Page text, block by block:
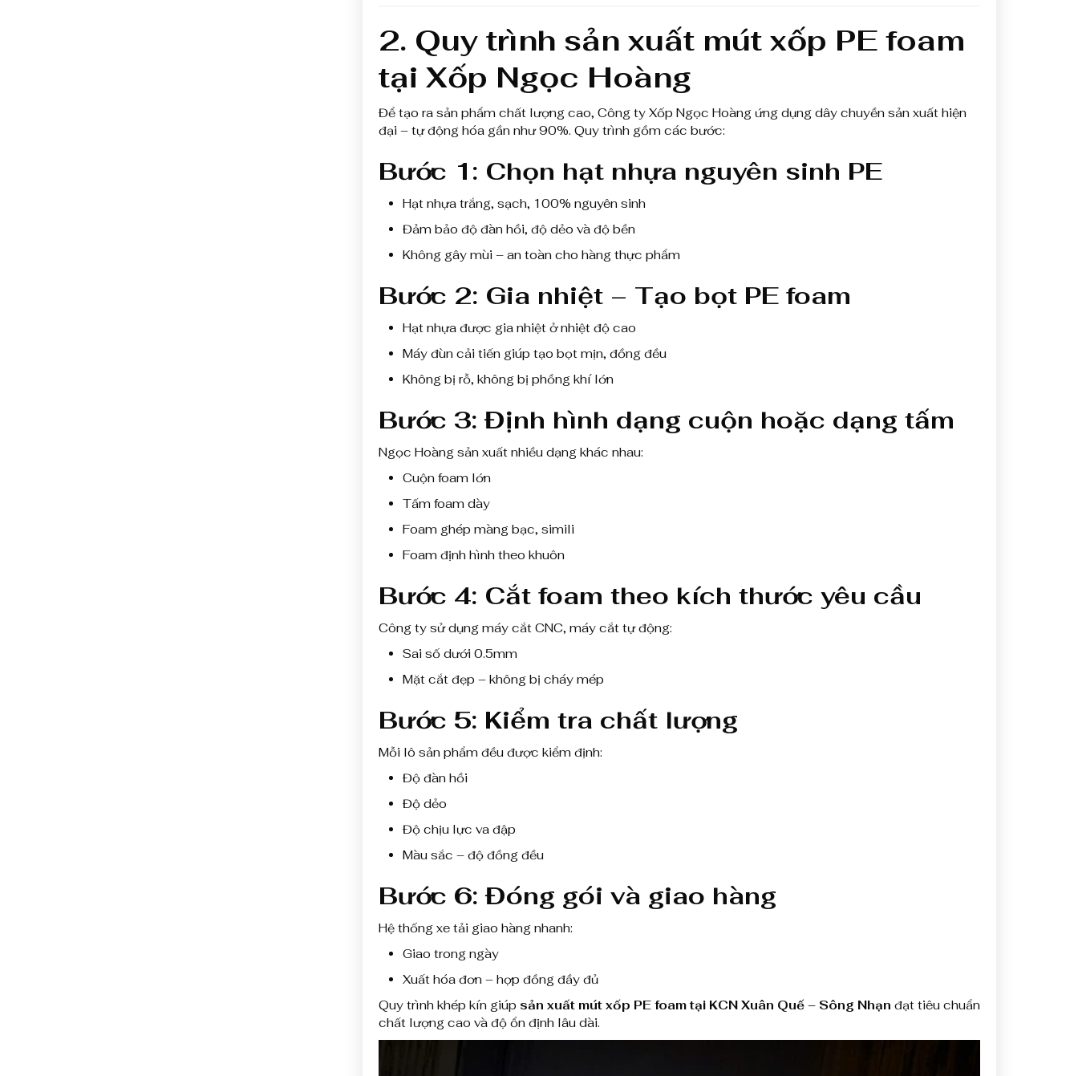
2. Quy trình sản xuất mút xốp PE foam
tại Xốp Ngọc Hoàng
Để tạo ra sản phẩm chất lượng cao, Công ty Xốp Ngọc Hoàng ứng dụng dây chuyền sản xuất hiện
đại – tự động hóa gần như 90%. Quy trình gồm các bước:
Bước 1: Chọn hạt nhựa nguyên sinh PE
Hạt nhựa trắng, sạch, 100% nguyên sinh
Đảm bảo độ đàn hồi, độ dẻo và độ bền
Không gây mùi – an toàn cho hàng thực phẩm
Bước 2: Gia nhiệt – Tạo bọt PE foam
Hạt nhựa được gia nhiệt ở nhiệt độ cao
Máy đùn cải tiến giúp tạo bọt mịn, đồng đều
Không bị rỗ, không bị phồng khí lớn
Bước 3: Định hình dạng cuộn hoặc dạng tấm
Ngọc Hoàng sản xuất nhiều dạng khác nhau:
Cuộn foam lớn
Tấm foam dày
Foam ghép màng bạc, simili
Foam định hình theo khuôn
Bước 4: Cắt foam theo kích thước yêu cầu
Công ty sử dụng máy cắt CNC, máy cắt tự động:
Sai số dưới 0.5mm
Mặt cắt đẹp – không bị cháy mép
Bước 5: Kiểm tra chất lượng
Mỗi lô sản phẩm đều được kiểm định:
Độ đàn hồi
Độ dẻo
Độ chịu lực va đập
Màu sắc – độ đồng đều
Bước 6: Đóng gói và giao hàng
Hệ thống xe tải giao hàng nhanh:
Giao trong ngày
Xuất hóa đơn – hợp đồng đầy đủ
Quy trình khép kín giúp sản xuất mút xốp PE foam tại KCN Xuân Quế – Sông Nhạn đạt tiêu chuẩn
chất lượng cao và độ ổn định lâu dài.